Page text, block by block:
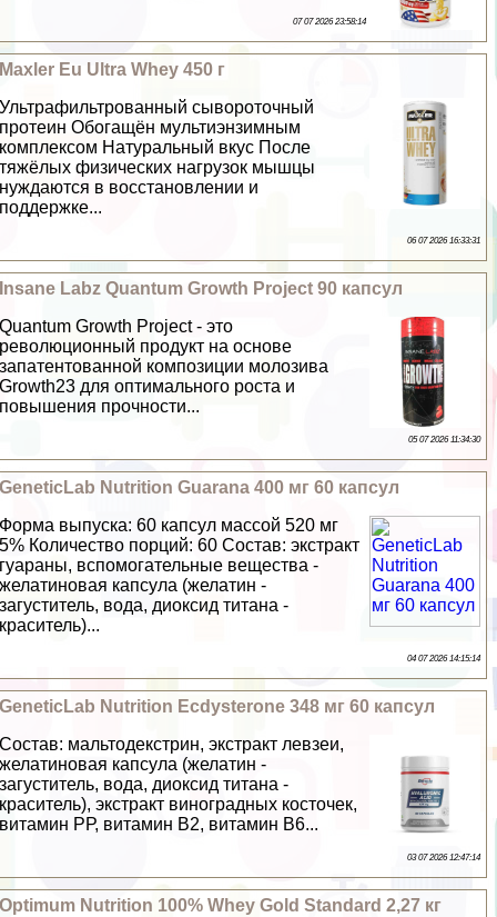
07 07 2026 23:58:14
Maxler Eu Ultra Whey 450 г
Ультрафильтрованный сывороточный
протеин Обогащён мультиэнзимным
комплексом Натуральный вкус После
тяжёлых физических нагрузок мышцы
нуждаются в восстановлении и
поддержке...
06 07 2026 16:33:31
Insane Labz Quantum Growth Project 90 капсул
Quantum Growth Project - это
революционный продукт на основе
запатентованной композиции молозива
Growth23 для оптимального роста и
повышения прочности...
05 07 2026 11:34:30
GeneticLab Nutrition Guarana 400 мг 60 капсул
Форма выпуска: 60 капсул массой 520 мг
5% Количество порций: 60 Состав: экстpaкт
гуараны, вспомогательные вещества -
желатиновая капсула (желатин -
загуститель, вода, диоксид титана -
краситель)...
04 07 2026 14:15:14
GeneticLab Nutrition Ecdysterone 348 мг 60 капсул
Состав: мальтодекстрин, экстpaкт левзеи,
желатиновая капсула (желатин -
загуститель, вода, диоксид титана -
краситель), экстpaкт виноградных косточек,
витамин РР, витамин В2, витамин В6...
03 07 2026 12:47:14
Optimum Nutrition 100% Whey Gold Standard 2,27 кг